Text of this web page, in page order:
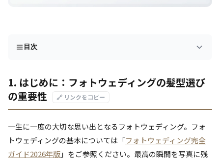
目次
1. はじめに：フォトウェディングの髪型選び
の重要性
🔗 リンクをコピー
一生に一度の大切な思い出となるフォトウェディング。フォ
トウェディングの基本については「フォトウェディング完全
ガイド2026年版」をご参照ください。最高の瞬間を写真に残